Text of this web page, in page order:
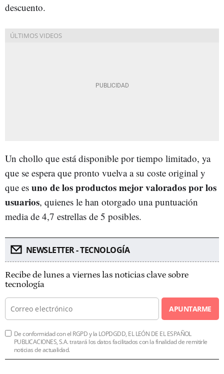
descuento.
Un chollo que está disponible por tiempo limitado, ya
que se espera que pronto vuelva a su coste original y
que es uno de los productos mejor valorados por los
usuarios, quienes le han otorgado una puntuación
media de 4,7 estrellas de 5 posibles.
NEWSLETTER - TECNOLOGÍA
Recibe de lunes a viernes las noticias clave sobre
tecnología
APUNTARME
De conformidad con el RGPD y la LOPDGDD, EL LEÓN DE EL ESPAÑOL
PUBLICACIONES, S.A. tratará los datos facilitados con la finalidad de remitirle
noticias de actualidad.